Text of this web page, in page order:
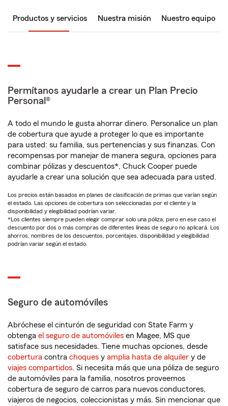
Productos y servicios Nuestra misión Nuestro equipo
Permítanos ayudarle a crear un Plan Precio
Personal®
A todo el mundo le gusta ahorrar dinero. Personalice un plan
de cobertura que ayude a proteger lo que es importante
para usted: su familia, sus pertenencias y sus finanzas. Con
recompensas por manejar de manera segura, opciones para
combinar pólizas y descuentos*, Chuck Cooper puede
ayudarle a crear una solución que sea adecuada para usted.
Los precios están basados en planes de clasificación de primas que varían según
el estado. Las opciones de cobertura son seleccionadas por el cliente y la
disponibilidad y elegibilidad podrían variar.
*Los clientes siempre pueden elegir comprar solo una póliza, pero en ese caso el
descuento por dos o más compras de diferentes líneas de seguro no aplicará. Los
ahorros, nombres de los descuentos, porcentajes, disponibilidad y elegibilidad
podrían variar según el estado.
Seguro de automóviles
Abróchese el cinturón de seguridad con State Farm y
obtenga el seguro de automóviles en Magee, MS que
satisface sus necesidades. Tiene muchas opciones, desde
cobertura contra choques y amplia hasta de alquiler y de
viajes compartidos. Si necesita más que una póliza de seguro
de automóviles para la familia, nosotros proveemos
cobertura de seguro de carros para nuevos conductores,
viajeros de negocios, coleccionistas y más. Sin mencionar que